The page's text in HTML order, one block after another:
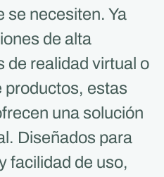
se necesiten. Ya
de alta
de realidad virtual o
productos, estas
una solución
Diseñados para
facilidad de uso,